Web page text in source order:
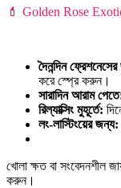
💄 Golden Rose
দৈনন্দিন
করে স্প্রে করুন।
সারাদিন আরাম
রিল্যাক্সিং মুহূর্তে:
লং-লাস্টিংয়ের জন্য:
খোলা ক্ষত বা সংবেদনশীল
করুন।